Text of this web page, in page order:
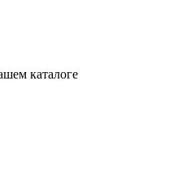
каталоге